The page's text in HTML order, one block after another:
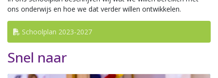
ons onderwijs en hoe we dat verder willen ontwikkelen.
Schoolplan 2023-2027
Snel naar